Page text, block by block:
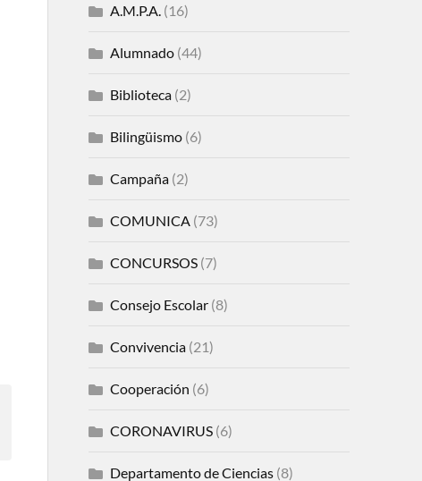
A.M.P.A. (16)
Alumnado(44)
Biblioteca(2)
Bilingüismo(6)
Campaña(2)
COMUNICA (73)
CONCURSOS(7)
Consejo Escolar(8)
Convivencia(21)
Cooperación (6)
CORONAVIRUS(6)
Departamento de Ciencias(8)